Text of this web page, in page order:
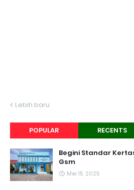
Lebih baru
POPULAR RECENTS
Begini Standar
Gsm
Mei 15, 2025